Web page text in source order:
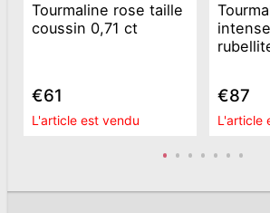
Tourmaline rose taille
coussin 0,71 ct
€61
L'article est vendu
€87
L'article